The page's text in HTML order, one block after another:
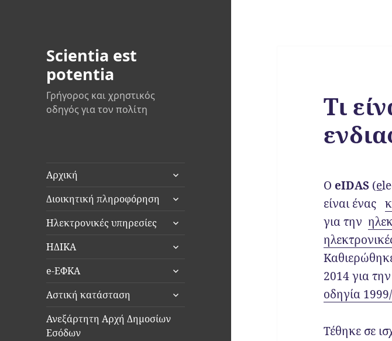
Scientia est
potentia
Γρήγορος και χρηστικός
οδηγός για τον πολίτη
Αρχική
επέκταση
μενού
Διοικητική πληροφόρηση
επέκταση
μενού
Ηλεκτρονικές υπηρεσίες
επέκταση
μενού
ΗΔΙΚΑ
επέκταση
μενού
e-ΕΦΚΑ
επέκταση
μενού
Αστική κατάσταση
επέκταση
μενού
Ανεξάρτητη Αρχή Δημοσίων
Εσόδων
Τι
Ο eIDAS (e
είναι ένας
για την
2014 για
οδηγία
Τέθηκε σε